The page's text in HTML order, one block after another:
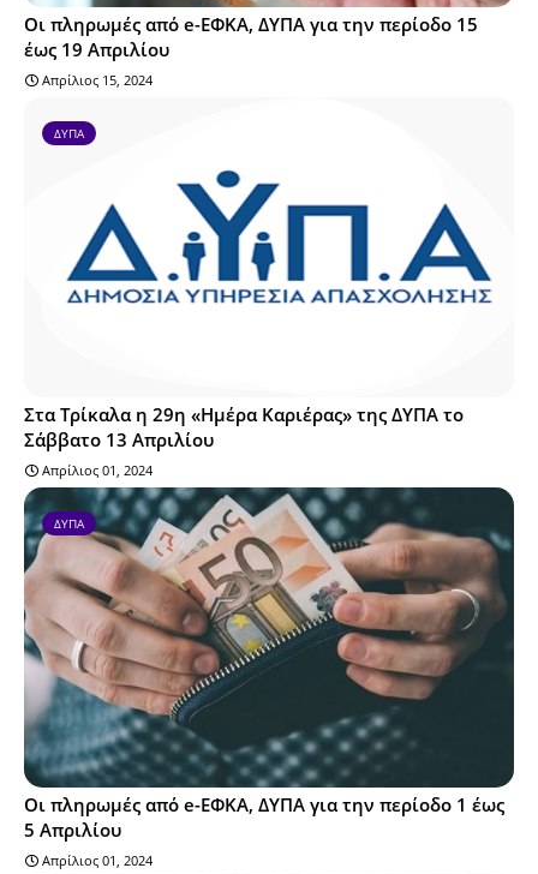
Οι πληρωμές από e-ΕΦΚΑ, ΔΥΠΑ για την περίοδο 15
έως 19 Απριλίου
Απρίλιος 15, 2024
ΔΥΠΑ
Στα Τρίκαλα η 29η «Ημέρα Καριέρας» της ΔΥΠΑ το
Σάββατο 13 Απριλίου
Απρίλιος 01, 2024
ΔΥΠΑ
Οι πληρωμές από e-ΕΦΚΑ, ΔΥΠΑ για την περίοδο 1 έως
5 Απριλίου
Απρίλιος 01, 2024